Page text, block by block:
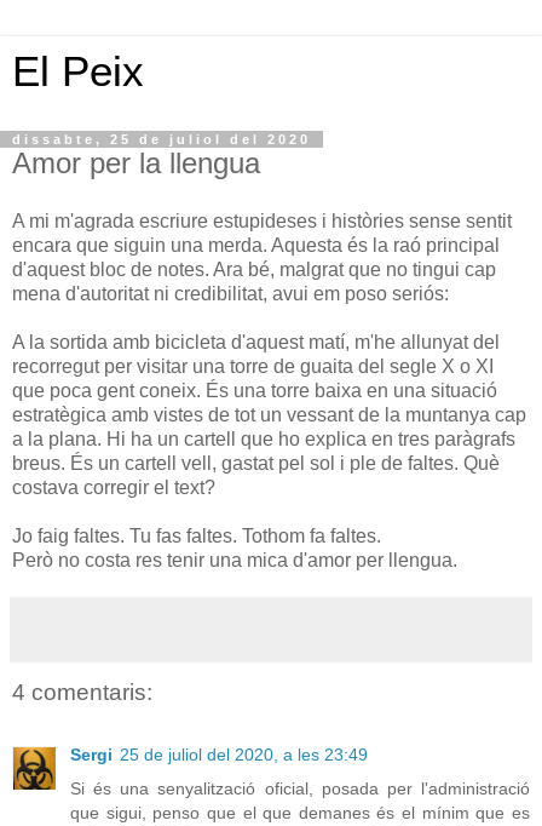
El Peix
dissabte, 25 de juliol del 2020
Amor per la llengua
A mi m'agrada escriure estupideses i històries sense sentit
encara que siguin una merda. Aquesta és la raó principal
d'aquest bloc de notes. Ara bé, malgrat que no tingui cap
mena d'autoritat ni credibilitat, avui em poso seriós:
A la sortida amb bicicleta d'aquest matí, m'he allunyat del
recorregut per visitar una torre de guaita del segle X o XI
que poca gent coneix. És una torre baixa en una situació
estratègica amb vistes de tot un vessant de la muntanya cap
a la plana. Hi ha un cartell que ho explica en tres paràgrafs
breus. És un cartell vell, gastat pel sol i ple de faltes. Què
costava corregir el text?
Jo faig faltes. Tu fas faltes. Tothom fa faltes.
Però no costa res tenir una mica d'amor per llengua.
4 comentaris:
Sergi 25 de juliol del 2020, a les 23:49
Si és una senyalització oficial, posada per l'administració
que sigui, penso que el que demanes és el mínim que es